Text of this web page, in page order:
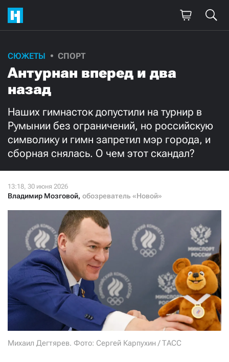
СЮЖЕТЫ СПОРТ
Антурнан вперед и два
назад
Наших гимнасток допустили на турнир в
Румынии без ограничений, но российскую
символику и гимн запретил мэр города, и
сборная снялась. О чем этот скандал?
Владимир Мозговой, обозреватель «Новой»
Михаил Дегтярев. Фото: Сергей Карпухин / ТАСС
Поддержите
нашу работу!
Ежемесячно
3000 1000
500 300
условия и подтверждаю свое гражданство РФ
СТАТЬ СОУЧАСТНИКОМ
ПОДЕЛИТЬСЯ С ДРУЗЬЯМИ
Если у вас есть вопросы, пишите donate@novayagazeta.ruили
звоните:
+7 (929) 612-03-68